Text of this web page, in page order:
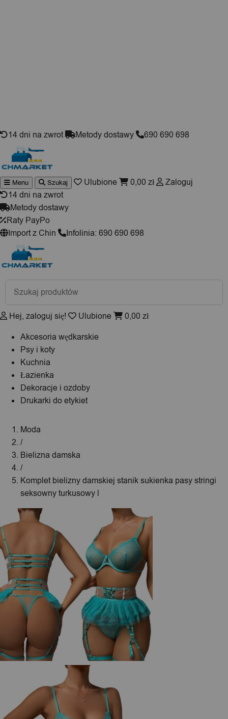
14 dni na zwrot Metody dostawy 690 690 698
Wyszukiwarka
produktów
Menu Szukaj Ulubione 0,00 zł
Zaloguj
14 dni na zwrot
Metody dostawy
Raty PayPo
Import z Chin
Infolinia: 690 690 698
Wyszukiwarka
produktów
Hej, zaloguj się! Ulubione 0,00 zł
Akcesoria wędkarskie
Psy i koty
Kuchnia
Łazienka
Dekoracje i ozdoby
Drukarki do etykiet
Moda
/
Bielizna damska
/
Komplet bielizny damskiej stanik sukienka pasy stringi
seksowny turkusowy l